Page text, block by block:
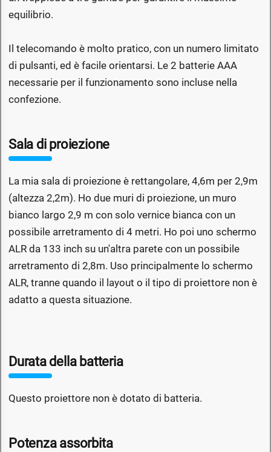
equilibrio.
Il telecomando è molto pratico, con un numero limitato
di pulsanti, ed è facile orientarsi. Le 2 batterie AAA
necessarie per il funzionamento sono incluse nella
confezione.
Sala di proiezione
La mia sala di proiezione è rettangolare, 4,6m per 2,9m
(altezza 2,2m). Ho due muri di proiezione, un muro
bianco largo 2,9 m con solo vernice bianca con un
possibile arretramento di 4 metri. Ho poi uno schermo
ALR da 133 inch su un'altra parete con un possibile
arretramento di 2,8m. Uso principalmente lo schermo
ALR, tranne quando il layout o il tipo di proiettore non è
adatto a questa situazione.
Durata della batteria
Questo proiettore non è dotato di batteria.
Potenza assorbita